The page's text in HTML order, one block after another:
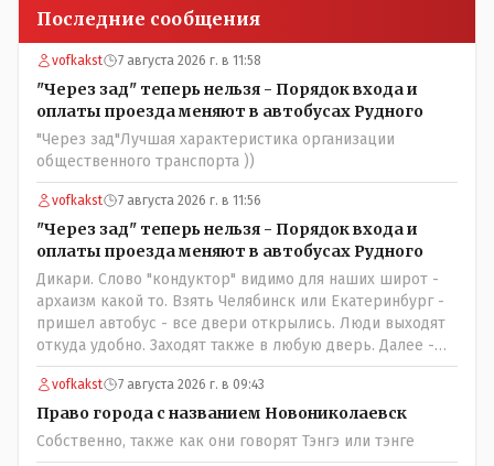
Последние сообщения
vofkakst 7 августа 2026 г. в 11:58
"Через зад" теперь нельзя - Порядок входа и
оплаты проезда меняют в автобусах Рудного
"Через зад"Лучшая характеристика организации
общественного транспорта ))
vofkakst 7 августа 2026 г. в 11:56
"Через зад" теперь нельзя - Порядок входа и
оплаты проезда меняют в автобусах Рудного
Дикари. Слово "кондуктор" видимо для наших широт -
архаизм какой то. Взять Челябинск или Екатеринбург -
пришел автобус - все двери открылись. Люди выходят
откуда удобно. Заходят также в любую дверь. Далее -
либо платишь сам (у каждой двери есть валидатор),
либо кондуктор подойдет с терминалом. Водитель
разгружен от вопросов оплаты, полностью
сконцентрировавшись на управлении автобусом.
Кондуктор - помимо удобства - несомненно рабочие
vofkakst 7 августа 2026 г. в 09:43
Право города с названием Новониколаевск
Собственно, также как они говорят Тэнгэ или тэнге